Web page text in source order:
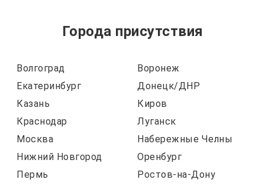
Города присутствия
Волгоград
Воронеж
Екатеринбург
Донецк/ДНР
Казань
Киров
Краснодар
Луганск
Москва
Набережные Челны
Нижний Новгород
Оренбург
Пермь
Ростов-на-Дону